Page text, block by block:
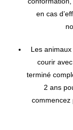
en cas
Les
courir
terminé
2 ans
commencez